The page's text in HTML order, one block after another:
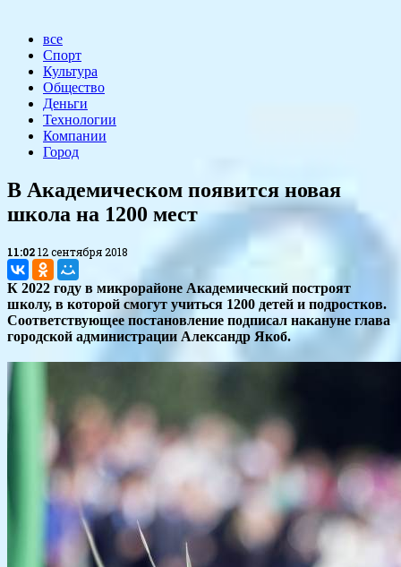
все
Спорт
Культура
Общество
Деньги
Технологии
Компании
Город
В Академическом появится новая
школа на 1200 мест
11:0212 сентября 2018
К 2022 году в микрорайоне Академический построят
школу, в которой смогут учиться 1200 детей и подростков.
Соответствующее постановление подписал накануне глава
городской администрации Александр Якоб.